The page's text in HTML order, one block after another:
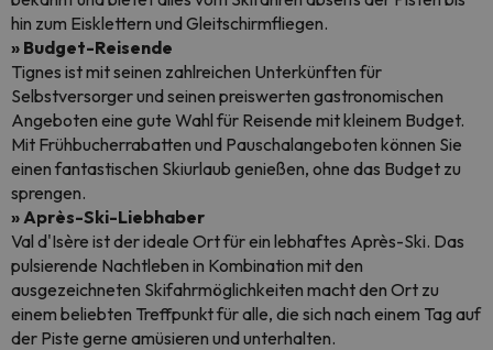
hin zum Eisklettern und Gleitschirmfliegen.
» Budget-Reisende
Tignes ist mit seinen zahlreichen Unterkünften für
Selbstversorger und seinen preiswerten gastronomischen
Angeboten eine gute Wahl für Reisende mit kleinem Budget.
Mit Frühbucherrabatten und Pauschalangeboten können Sie
einen fantastischen Skiurlaub genießen, ohne das Budget zu
sprengen.
» Après-Ski-Liebhaber
Val d'Isère ist der ideale Ort für ein lebhaftes Après-Ski. Das
pulsierende Nachtleben in Kombination mit den
ausgezeichneten Skifahrmöglichkeiten macht den Ort zu
einem beliebten Treffpunkt für alle, die sich nach einem Tag auf
der Piste gerne amüsieren und unterhalten.